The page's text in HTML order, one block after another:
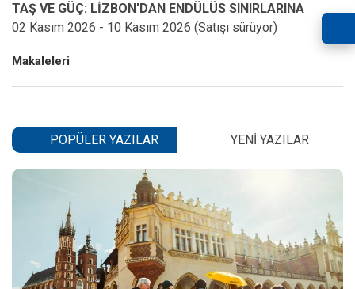
TAŞ VE GÜÇ: LİZBON'DAN ENDÜLÜS SINIRLARINA
Makaleleri
POPÜLER YAZILAR YENI YAZILAR